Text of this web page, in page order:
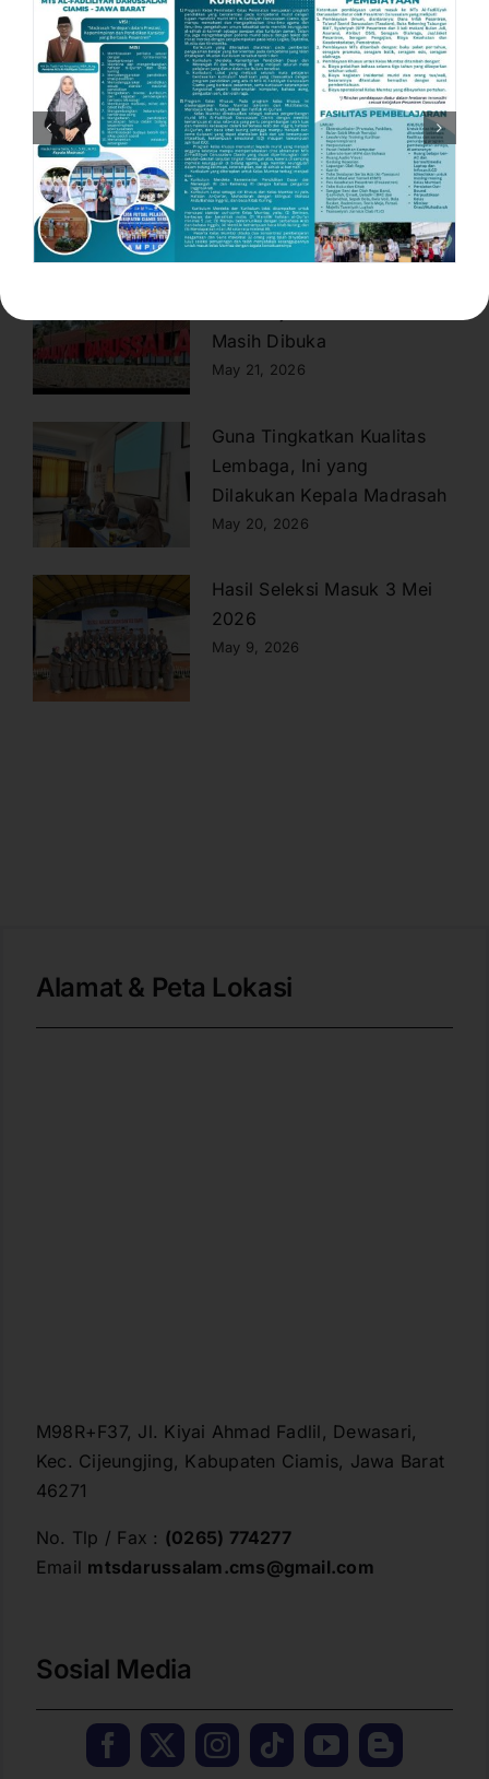
July 12, 2026
MTs Al-Fadliliyah
Darussalam Siapkan
Pendidikan Berkualitas
Menuju Indonesia Emas
2045
June 26, 2026
Masih Dibuka
May 21, 2026
Guna Tingkatkan Kualitas
Lembaga, Ini yang
Dilakukan Kepala Madrasah
May 20, 2026
Hasil Seleksi Masuk 3 Mei
2026
May 9, 2026
Alamat & Peta Lokasi
M98R+F37, Jl. Kiyai Ahmad Fadlil, Dewasari,
Kec. Cijeungjing, Kabupaten Ciamis, Jawa Barat
46271
No. Tlp / Fax : (0265) 774277
Email mtsdarussalam.cms@gmail.com
Sosial Media